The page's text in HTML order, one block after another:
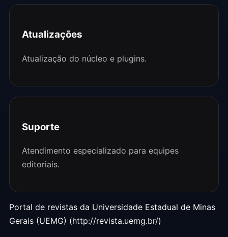
Atualizações
Atualização do núcleo e plugins.
Suporte
Atendimento especializado para equipes
editoriais.
Portal de revistas da Universidade Estadual de Minas
Gerais (UEMG) (http://revista.uemg.br/)